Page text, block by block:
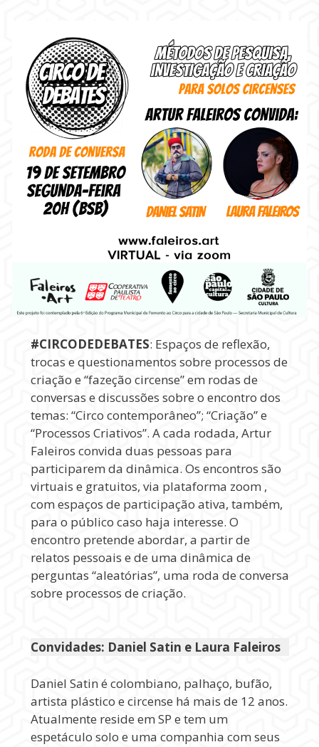
#CIRCODEDEBATES: Espaços de reflexão,
trocas e questionamentos sobre processos de
criação e “fazeção circense” em rodas de
conversas e discussões sobre o encontro dos
temas: “Circo contemporâneo”; “Criação” e
“Processos Criativos”. A cada rodada, Artur
Faleiros convida duas pessoas para
participarem da dinâmica. Os encontros são
virtuais e gratuitos, via plataforma zoom ,
com espaços de participação ativa, também,
para o público caso haja interesse. O
encontro pretende abordar, a partir de
relatos pessoais e de uma dinâmica de
perguntas “aleatórias”, uma roda de conversa
sobre processos de criação.
Convidades: Daniel Satin e Laura Faleiros
Daniel Satin é colombiano, palhaço, bufão,
artista plástico e circense há mais de 12 anos.
Atualmente reside em SP e tem um
espetáculo solo e uma companhia com seus